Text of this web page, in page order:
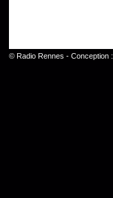
© Radio Rennes - Conception :